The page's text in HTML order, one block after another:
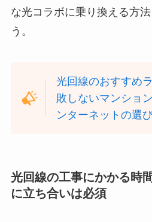
な光コラボに乗り換える方
う。
光回線のおすすめ
敗しないマンショ
ンターネットの選
光回線の工事にかかる時
に立ち合いは必須